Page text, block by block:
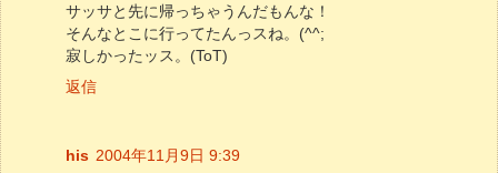
サッサと先に帰っちゃうんだもんな！
そんなとこに行ってたんっスね。(^^;
寂しかったッス。(ToT)
返信
his 2004年11月9日 9:39